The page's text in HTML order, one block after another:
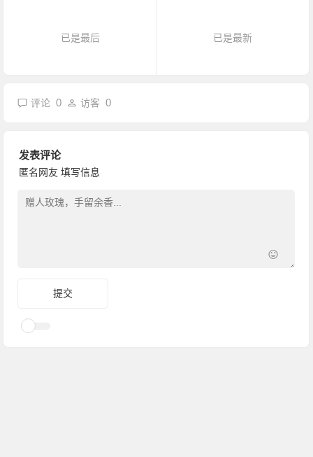
已是最后 已是最新
评论0 访客0
发表评论
匿名网友 填写信息